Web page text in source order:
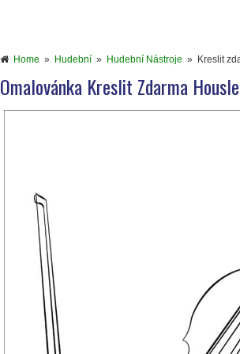
Home » Hudební » Hudební Nástroje » Kreslit
Omalovánka Kreslit Zdarma